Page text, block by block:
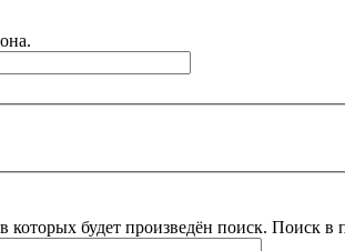
будет произведён поиск. Поиск